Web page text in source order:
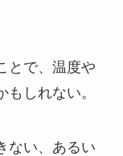
とで、温度や
しれない。
ない、あるい